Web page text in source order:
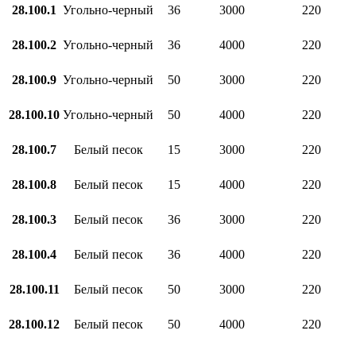
28.100.1 Угольно‑черный 36 3000 220
28.100.2 Угольно‑черный 36 4000 220
28.100.9 Угольно‑черный 50 3000 220
28.100.10 Угольно‑черный 50 4000 220
28.100.7 Белый песок 15 3000 220
28.100.8 Белый песок 15 4000 220
28.100.3 Белый песок 36 3000 220
28.100.4 Белый песок 36 4000 220
28.100.11 Белый песок 50 3000 220
28.100.12 Белый песок 50 4000 220